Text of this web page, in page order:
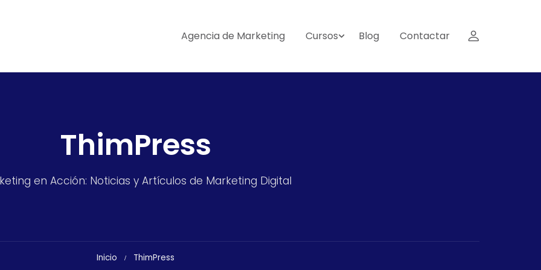
Agencia de Marketing Cursos Blog Contactar
ThimPress
en Acción: Noticias y Artículos de Marketing Digital
Inicio ThimPress